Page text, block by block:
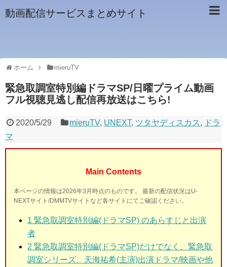
動画配信サービスまとめサイト
ホーム mieruTV
緊急取調室特別編ドラマSP/日曜プライム動画
フル視聴見逃し配信再放送はこちら!
2020/5/29 mieruTV, UNEXT, ツタヤディスカス, ドラ
マ
Main Contents
本ページの情報は2026年3月時点のものです。 最新の配信状況はU-
NEXTサイト/DMMTVサイトなど各サイトにてご確認ください。
1 緊急取調室特別編(ドラマSP) のあらすじと出演
者
2 緊急取調室特別編(ドラマSP)だけでなく、緊急取
調室シリーズ、天海祐希(主演)出演ドラマ/映画や他